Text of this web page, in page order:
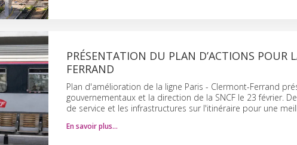
PRÉSENTATION DU PLAN D’ACTIONS POUR
FERRAND
Plan d'amélioration de la ligne Paris - Clermont-Ferrand
gouvernementaux et la direction de la SNCF le 23 février.
de service et les infrastructures sur l'itinéraire pour une
En savoir plus…